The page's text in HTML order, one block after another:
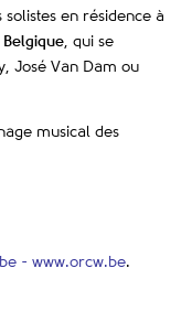
en résidence à
Belgique, qui se
José Van Dam ou
musical des
- www.orcw.be.